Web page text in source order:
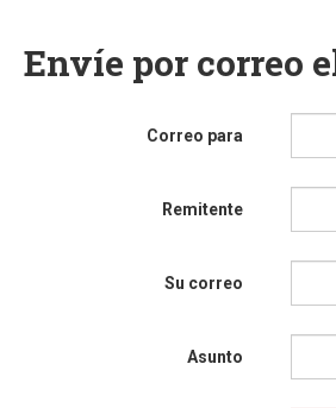
Envíe por correo
Correo para
Remitente
Su correo
Asunto